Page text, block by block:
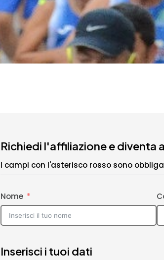
Richiedi l'affiliazione e diventa
I campi con l'asterisco rosso sono
Nome
Inserisci i tuoi dati